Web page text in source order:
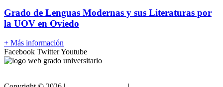
Grado de Lenguas Modernas y sus Literaturas por
la UOV en Oviedo
+ Más información
Facebook TwitterYoutube